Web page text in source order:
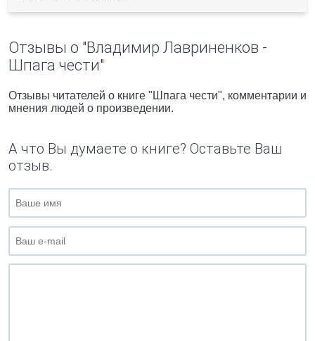
Отзывы о "Владимир Лавриненков -
Шпага чести"
Отзывы читателей о книге "Шпага чести", комментарии и
мнения людей о произведении.
А что Вы думаете о книге? Оставьте Ваш
отзыв.